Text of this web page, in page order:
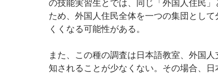
ため、外国人住民全体を一つの集団とし
くくなる可能性がある。
また、この種の調査は日本語教室、外国
知されることが少なくない。その場合、